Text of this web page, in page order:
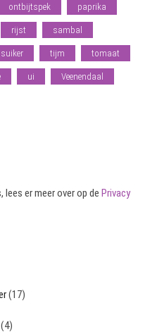
ontbijtspek paprika
rijst sambal
suiker tijm tomaat
ui Veenendaal
lees er meer over op dePrivacy
(17)
(4)